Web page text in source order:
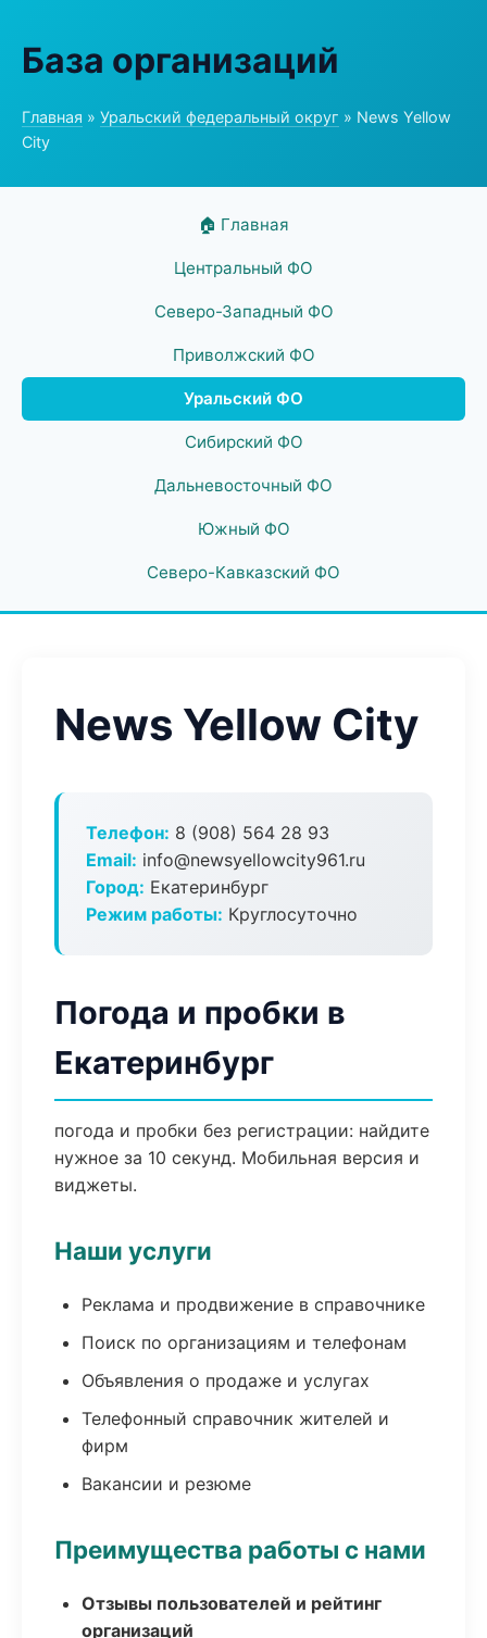
База организаций
Главная » Уральский федеральный округ » News Yellow
City
🏠 Главная
Центральный ФО
Северо-Западный ФО
Приволжский ФО
Уральский ФО
Сибирский ФО
Дальневосточный ФО
Южный ФО
Северо-Кавказский ФО
News Yellow City
Телефон: 8 (908) 564 28 93
Email: info@newsyellowcity961.ru
Город: Екатеринбург
Режим работы: Круглосуточно
Погода и пробки в
Екатеринбург
погода и пробки без регистрации: найдите
нужное за 10 секунд. Мобильная версия и
виджеты.
Наши услуги
Реклама и продвижение в справочнике
Поиск по организациям и телефонам
Объявления о продаже и услугах
Телефонный справочник жителей и
фирм
Вакансии и резюме
Преимущества работы с нами
Отзывы пользователей и рейтинг
организаций